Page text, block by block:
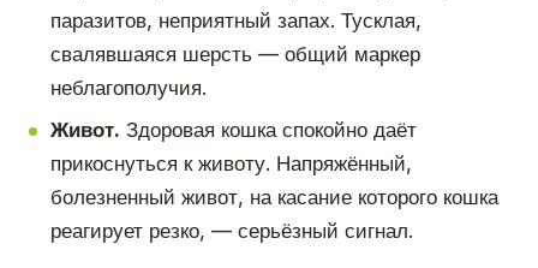
паразитов, неприятный запах. Тусклая,
свалявшаяся шерсть — общий маркер
неблагополучия.
Живот. Здоровая кошка спокойно даёт
прикоснуться к животу. Напряжённый,
болезненный живот, на касание которого кошка
реагирует резко, — серьёзный сигнал.